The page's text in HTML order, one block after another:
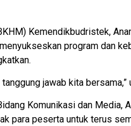
Kemendikbudristek,
program dan
jawab kita
Komunikasi dan Media,
para peserta untuk terus